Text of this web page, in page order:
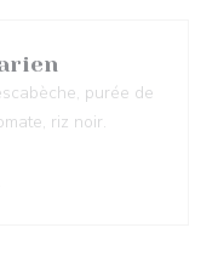
purée de
riz noir.